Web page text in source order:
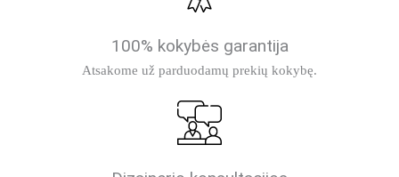
100% kokybės garantija
Atsakome už parduodamų prekių kokybę.